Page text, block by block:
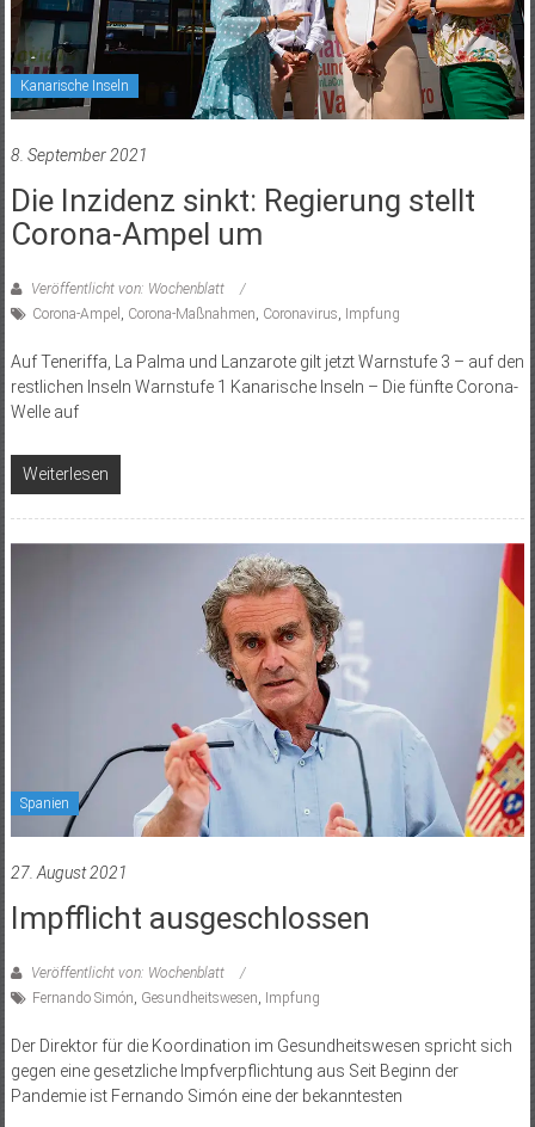
Kanarische Inseln
8. September 2021
Die Inzidenz sinkt: Regierung stellt
Corona-Ampel um
Veröffentlicht von: Wochenblatt
Corona-Ampel , Corona-Maßnahmen, Coronavirus, Impfung
Auf Teneriffa, La Palma und Lanzarote gilt jetzt Warnstufe 3 – auf den
restlichen Inseln Warnstufe 1 Kanarische Inseln – Die fünfte Corona-
Welle auf
Weiterlesen
Spanien
27. August 2021
Impfflicht ausgeschlossen
Veröffentlicht von: Wochenblatt
Fernando Simón, Gesundheitswesen, Impfung
Der Direktor für die Koordination im Gesundheitswesen spricht sich
gegen eine gesetzliche Impfverpflichtung aus Seit Beginn der
Pandemie ist Fernando Simón eine der bekanntesten